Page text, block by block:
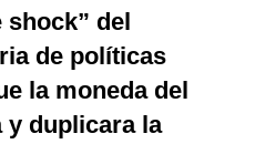
shock” del
de políticas
la moneda del
y duplicara la